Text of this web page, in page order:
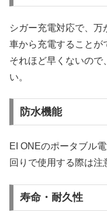
シガー充電対応で、
車から充電することが
それほど早くないので
い。
防水機能
EI ONEのポータブル
回りで使用する際は注
寿命・耐久性